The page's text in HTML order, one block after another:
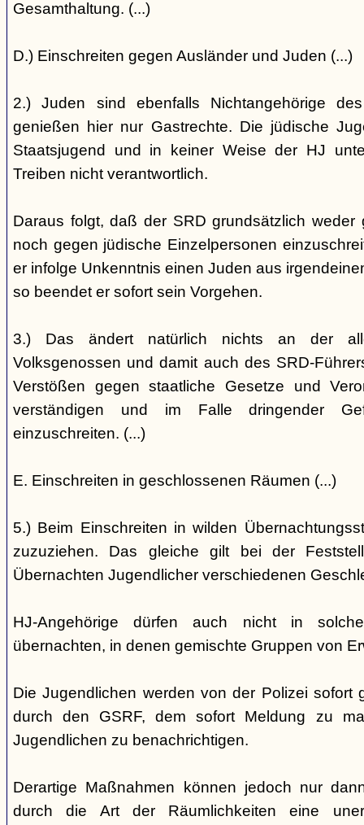
Gesamthaltung. (...)
D.) Einschreiten gegen Ausländer und Juden (...)
2.) Juden sind ebenfalls Nichtangehörige
genießen hier nur Gastrechte. Die jüdische
Staatsjugend und in keiner Weise der HJ
Treiben nicht verantwortlich.
Daraus folgt, daß der SRD grundsätzlich weder
noch gegen jüdische Einzelpersonen
er infolge Unkenntnis einen Juden aus
so beendet er sofort sein Vorgehen.
3.) Das ändert natürlich nichts an der
Volksgenossen und damit auch des SRD-
Verstößen gegen staatliche Gesetze und
verständigen und im Falle dringender
einzuschreiten. (...)
E. Einschreiten in geschlossenen Räumen (...)
5.) Beim Einschreiten in wilden
zuzuziehen. Das gleiche gilt bei der
Übernachten Jugendlicher verschiedenen
HJ-Angehörige dürfen auch nicht in
übernachten, in denen gemischte Gruppen von
Die Jugendlichen werden von der Polizei sofort
durch den GSRF, dem sofort Meldung zu
Jugendlichen zu benachrichtigen.
Derartige Maßnahmen können jedoch nur
durch die Art der Räumlichkeiten eine